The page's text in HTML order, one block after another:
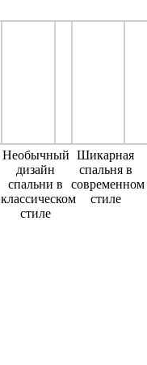
Необычный
дизайн
спальни в
классическом
стиле
Шикарная
спальня в
современном
стиле